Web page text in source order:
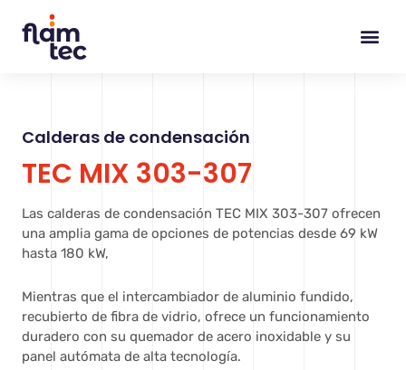
contenido
Calderas de condensación
TEC MIX 303-307
Las calderas de condensación TEC MIX 303-307 ofrecen
una amplia gama de opciones de potencias desde 69 kW
hasta 180 kW,
Mientras que el intercambiador de aluminio fundido,
recubierto de fibra de vidrio, ofrece un funcionamiento
duradero con su quemador de acero inoxidable y su
panel autómata de alta tecnología.